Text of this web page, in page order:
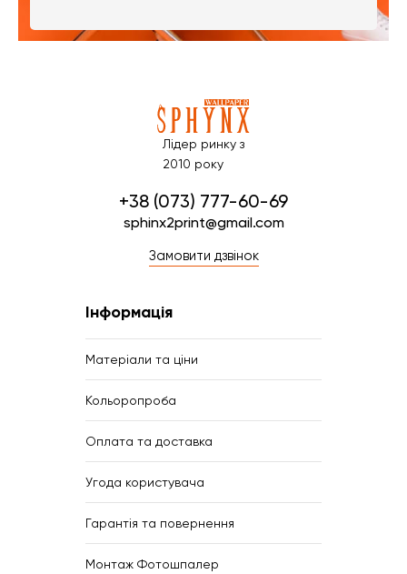
Лідер ринку з
2010 року
+38 (073) 777-60-69
sphinx2print@gmail.com
Замовити дзвінок
Інформація
Матеріали та ціни
Кольоропроба
Оплата та доставка
Угода користувача
Гарантія та повернення
Монтаж Фотошпалер